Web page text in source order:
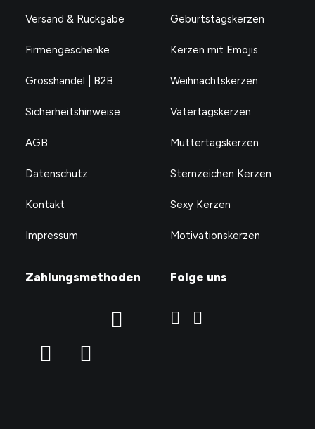
Versand & Rückgabe
Firmengeschenke
Grosshandel | B2B
Sicherheitshinweise
AGB
Datenschutz
Kontakt
Impressum
Geburtstagskerzen
Kerzen mit Emojis
Weihnachtskerzen
Vatertagskerzen
Muttertagskerzen
Sternzeichen Kerzen
Sexy Kerzen
Motivationskerzen
Zahlungsmethoden Folge uns